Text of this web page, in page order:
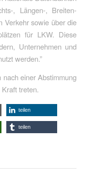
, Längen-, Breiten-
Verkehr sowie über die
für LKW. Diese
Unternehmen und
werden.”
einer Abstimmung
treten.
teilen
teilen